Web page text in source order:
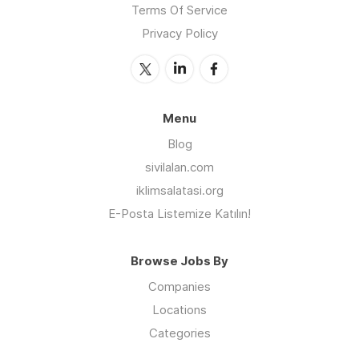
Terms Of Service
Privacy Policy
Menu
Blog
sivilalan.com
iklimsalatasi.org
E-Posta Listemize Katılın!
Browse Jobs By
Companies
Locations
Categories